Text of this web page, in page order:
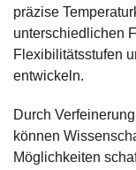
präzise
unterschiedlichen
Flexibilitätsstufen
entwickeln.
Durch
können
Möglichkeiten